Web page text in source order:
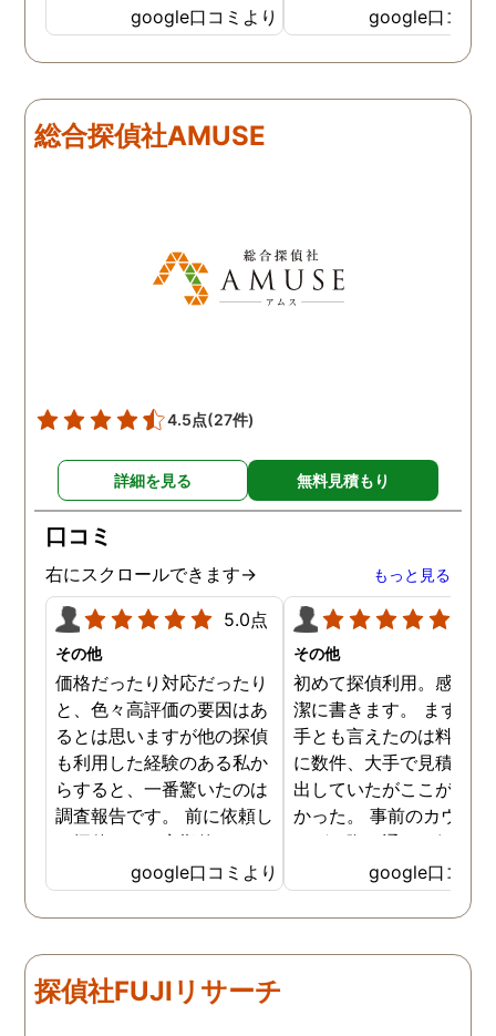
SNSなどの知識も豊富で、
色んな視点から対応されて
います。 他の口コミにもあ
金が安く明確で親身になっ
て対応いただける探偵さん
google口コミより
が出来ました。調査中も
動きがある度に細かく報
してくださり、安心しま
読めない中、柔軟に対応
す。
google口コミ
総合探偵社AMUSE
4.5点(27件)
詳細を見る 無料見積もり
口コミ
右にスクロールできます→ もっと見る
5.0点
その他
価格だったり対応だったり
と、色々高評価の要因はあ
るとは思いますが他の探偵
も利用した経験のある私か
らすると、一番驚いたのは
調査報告です。 前に依頼し
た探偵では、定期的にまと
めて報告がくる為なかなか
実際の現状を把握するのが
難しかったですが、ここは
来ていました。 担当の人も
丁寧で報告内容もわかりや
google口コミより
その他
初めて探偵利用。感想を
潔に書きます。 まず、
手とも言えたのは料金。
に数件、大手で見積もり
出していたがここが一番
かった。 事前のカウン
ングの際の通りの価格で
途中での追加料金なども
く安心してお任せできた
由のひとつ。 かと言っ
く、むしろ期待以上に細
google口コミ
探偵社FUJIリサーチ